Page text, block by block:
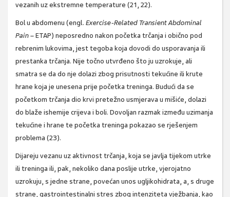
vezanih uz ekstremne temperature (21, 22).
Bol u abdomenu (engl. Exercise-Related Transient Abdominal
Pain– ETAP) neposredno nakon početka trčanja i obično pod
rebrenim lukovima, jest tegoba koja dovodi do usporavanja ili
prestanka trčanja. Nije točno utvrđeno što ju uzrokuje, ali
smatra se da do nje dolazi zbog prisutnosti tekućine ili krute
hrane koja je unesena prije početka treninga. Budući da se
početkom trčanja dio krvi pretežno usmjerava u mišiće, dolazi
do blaže ishemije crijeva i boli. Dovoljan razmak između uzimanja
tekućine i hrane te početka treninga pokazao se rješenjem
problema (23).
Dijareju vezanu uz aktivnost trčanja, koja se javlja tijekom utrke
ili treninga ili, pak, nekoliko dana poslije utrke, vjerojatno
uzrokuju, s jedne strane, povećan unos ugljikohidrata, a, s druge
strane, gastrointestinalni stres zbog intenziteta vježbanja, kao